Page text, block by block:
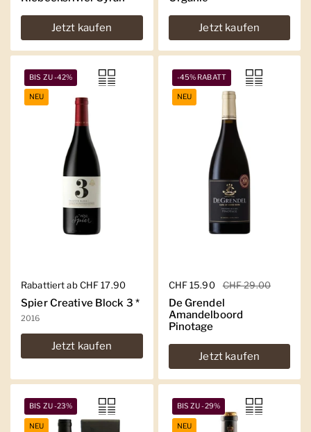
Jetzt kaufen Jetzt kaufen
Regulärer Preis
Rabattiert ab CHF 17.90
Spier Creative Block 3 *
2016
Jetzt kaufen
BIS ZU -42%
NEU
Regulärer Preis
CHF 15.90 Sale-Preis
CHF 29.00
De Grendel
Amandelboord
Pinotage
Jetzt kaufen
-45% RABATT
NEU
BIS ZU -23%
NEU
BIS ZU -29%
NEU